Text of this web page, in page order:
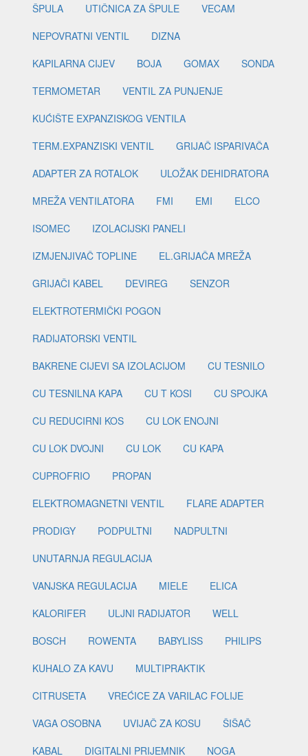
ŠPULA UTIČNICA ZA ŠPULE
VECAM
NEPOVRATNI VENTIL
DIZNA
KAPILARNA CIJEV
BOJA GOMAX
SONDA
TERMOMETAR
VENTIL ZA PUNJENJE
KUĆIŠTE EXPANZISKOG VENTILA
TERM.EXPANZISKI VENTIL
GRIJAČ ISPARIVAČA
ADAPTER ZA ROTALOK
ULOŽAK DEHIDRATORA
MREŽA VENTILATORA
FMI EMI
ELCO
ISOMEC
IZOLACIJSKI PANELI
IZMJENJIVAČ TOPLINE
EL.GRIJAČA MREŽA
GRIJAČI KABEL
DEVIREG
SENZOR
ELEKTROTERMIČKI POGON
RADIJATORSKI VENTIL
BAKRENE CIJEVI SA IZOLACIJOM
CU TESNILO
CU TESNILNA KAPA
CU T KOSI
CU SPOJKA
CU REDUCIRNI KOS
CU LOK ENOJNI
CU LOK DVOJNI
CU LOK
CU KAPA
CUPROFRIO
PROPAN
ELEKTROMAGNETNI VENTIL
FLARE ADAPTER
PRODIGY
PODPULTNI
NADPULTNI
UNUTARNJA REGULACIJA
VANJSKA REGULACIJA
MIELE
ELICA
KALORIFER
ULJNI RADIJATOR
WELL
BOSCH
ROWENTA BABYLISS
PHILIPS
KUHALO ZA KAVU
MULTIPRAKTIK
CITRUSETA
VREĆICE ZA VARILAC FOLIJE
VAGA OSOBNA
UVIJAČ ZA KOSU
ŠIŠAČ
KABAL
DIGITALNI PRIJEMNIK
NOGA